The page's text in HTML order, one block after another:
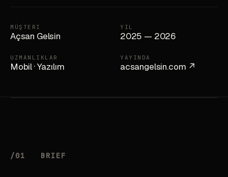
MÜŞTERI
Açsan Gelsin
YIL
2025 — 2026
UZMANLIKLAR
Mobil·Yazılım
YAYINDA
acsangelsin.com ↗
/01 BRIEF